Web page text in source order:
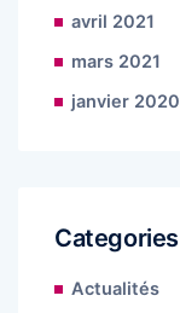
avril 2021
mars 2021
janvier 2020
Categories
Actualités